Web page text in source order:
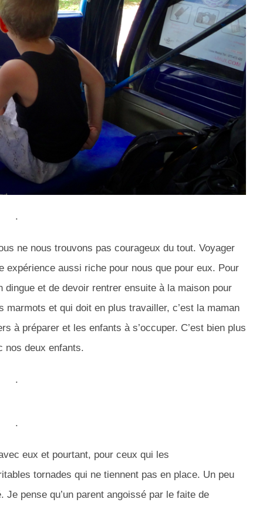
.
ne nous trouvons pas courageux du tout. Voyager
aussi riche pour nous que pour eux. Pour
et de devoir rentrer ensuite à la maison pour
et qui doit en plus travailler, c’est la maman
à préparer et les enfants à s’occuper. C’est bien plus
nos deux enfants.
.
.
eux et pourtant, pour ceux qui les
tornades qui ne tiennent pas en place. Un peu
Je pense qu’un parent angoissé par le faite de